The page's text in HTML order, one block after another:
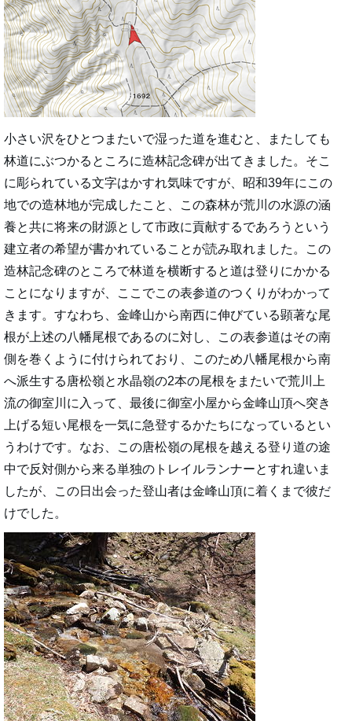
小さい沢をひとつまたいで湿った道を進むと、またしても
林道にぶつかるところに造林記念碑が出てきました。そこ
に彫られている文字はかすれ気味ですが、昭和39年にこの
地での造林地が完成したこと、この森林が荒川の水源の涵
養と共に将来の財源として市政に貢献するであろうという
建立者の希望が書かれていることが読み取れました。この
造林記念碑のところで林道を横断すると道は登りにかかる
ことになりますが、ここでこの表参道のつくりがわかって
きます。すなわち、金峰山から南西に伸びている顕著な尾
根が上述の八幡尾根であるのに対し、この表参道はその南
側を巻くように付けられており、このため八幡尾根から南
へ派生する唐松嶺と水晶嶺の2本の尾根をまたいで荒川上
流の御室川に入って、最後に御室小屋から金峰山頂へ突き
上げる短い尾根を一気に急登するかたちになっているとい
うわけです。なお、この唐松嶺の尾根を越える登り道の途
中で反対側から来る単独のトレイルランナーとすれ違いま
したが、この日出会った登山者は金峰山頂に着くまで彼だ
けでした。